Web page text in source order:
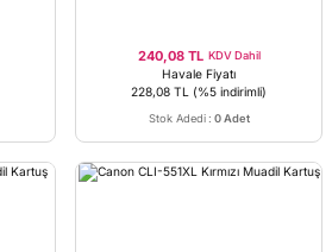
240,08 TL KDV Dahil
Havale Fiyatı
228,08 TL (%5 indirimli)
Stok Adedi : 0 Adet